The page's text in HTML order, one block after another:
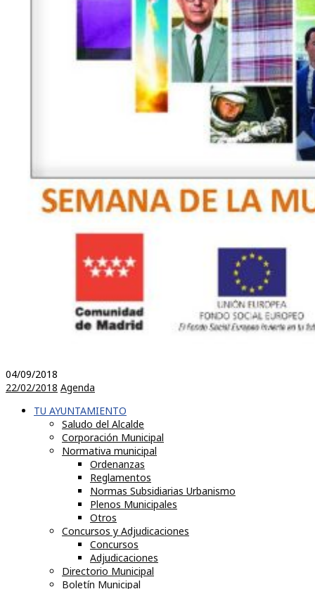
04/09/2018
22/02/2018 Agenda
TU AYUNTAMIENTO
Saludo del Alcalde
Corporación Municipal
Normativa municipal
Ordenanzas
Reglamentos
Normas Subsidiarias Urbanismo
Plenos Municipales
Otros
Concursos y Adjudicaciones
Concursos
Adjudicaciones
Directorio Municipal
Boletín Municipal